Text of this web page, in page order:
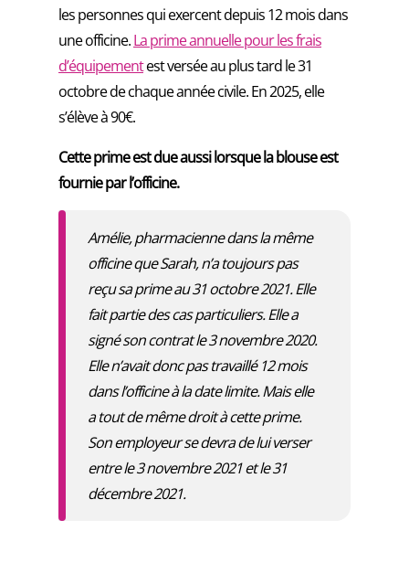
les personnes qui exercent depuis 12 mois dans
une officine.La prime annuelle pour les frais
d’équipementest versée au plus tard le 31
octobre de chaque année civile. En 2025, elle
s’élève à 90€.
Cette prime est due aussi lorsque la blouse est
fournie par l’officine.
Amélie, pharmacienne dans la même
officine que Sarah, n’a toujours pas
reçu sa prime au 31 octobre 2021. Elle
fait partie des cas particuliers. Elle a
signé son contrat le 3 novembre 2020.
Elle n’avait donc pas travaillé 12 mois
dans l’officine à la date limite. Mais elle
a tout de même droit à cette prime.
Son employeur se devra de lui verser
entre le 3 novembre 2021 et le 31
décembre 2021.